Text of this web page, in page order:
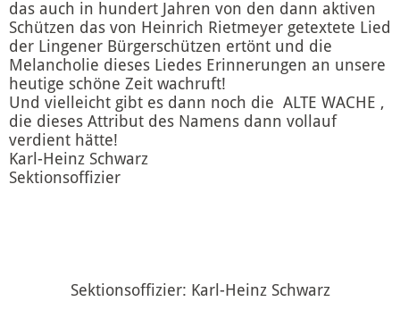
das auch in hundert Jahren von den dann aktiven
Schützen das von Heinrich Rietmeyer getextete Lied
der Lingener Bürgerschützen ertönt und die
Melancholie dieses Liedes Erinnerungen an unsere
heutige schöne Zeit wachruft!
Und vielleicht gibt es dann noch die ALTE WACHE ,
die dieses Attribut des Namens dann vollauf
verdient hätte!
Karl-Heinz Schwarz
Sektionsoffizier
Sektionsoffizier: Karl-Heinz Schwarz